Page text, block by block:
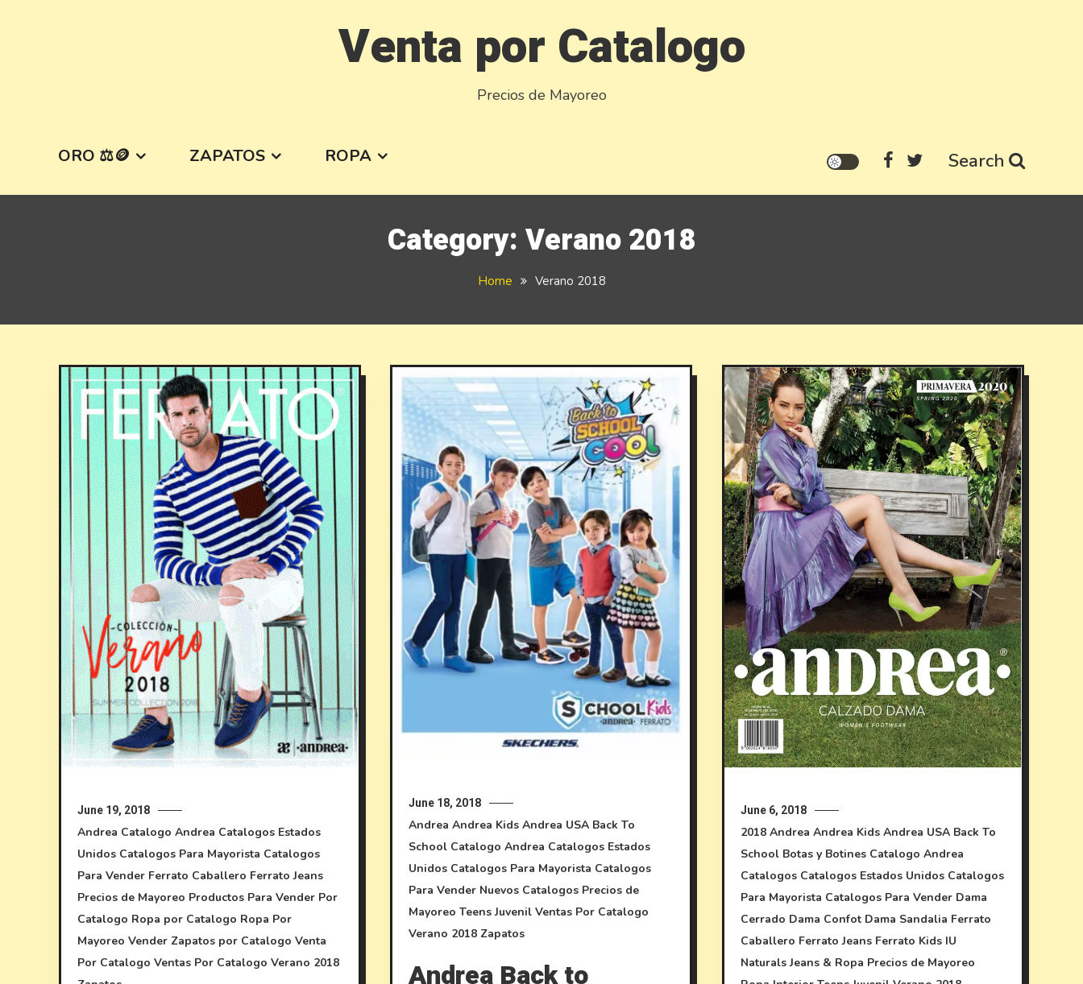
Venta por Catalogo
Precios de Mayoreo
ORO ⚖️🪙 ZAPATOS ROPA Search
Category: Verano 2018
Home Verano 2018
June 19, 2018
Andrea Catalogo Andrea Catalogos Estados
Unidos Catalogos Para Mayorista Catalogos
Para Vender Ferrato Caballero Ferrato Jeans
Precios de Mayoreo Productos Para Vender Por
Catalogo Ropa por Catalogo Ropa Por
Mayoreo Vender Zapatos por Catalogo Venta
Por Catalogo Ventas Por Catalogo Verano 2018
June 18, 2018
Andrea Andrea Kids Andrea USA Back To
School Catalogo Andrea Catalogos Estados
Unidos Catalogos Para Mayorista Catalogos
Para Vender Nuevos Catalogos Precios de
Mayoreo Teens Juvenil Ventas Por Catalogo
Verano 2018 Zapatos
Andrea Back to
June 6, 2018
2018 Andrea Andrea Kids Andrea USA Back To
School Botas y Botines Catalogo Andrea
Catalogos Catalogos Estados Unidos Catalogos
Para Mayorista Catalogos Para Vender Dama
Cerrado Dama Confot Dama Sandalia Ferrato
Caballero Ferrato Jeans Ferrato Kids IU
Naturals Jeans & Ropa Precios de Mayoreo